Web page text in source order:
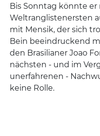
Bis Sonntag könnte
Weltranglistenersten
mit Mensik, der sich
Bein beeindruckend
den Brasilianer Joao
nächsten - und im
unerfahrenen -
keine Rolle.